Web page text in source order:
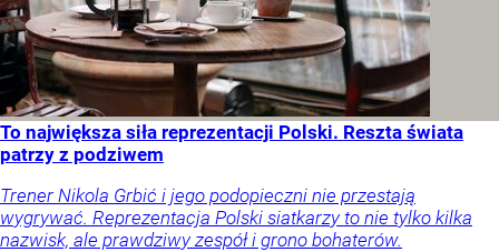
To największa siła reprezentacji Polski. Reszta świata
patrzy z podziwem
Trener Nikola Grbić i jego podopieczni nie przestają
wygrywać. Reprezentacja Polski siatkarzy to nie tylko kilka
nazwisk, ale prawdziwy zespół i grono bohaterów.